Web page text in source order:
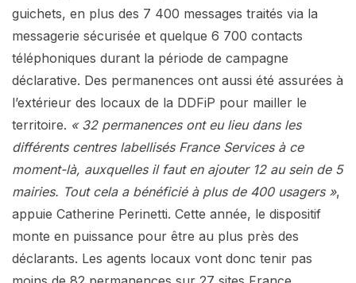
guichets, en plus des 7 400 messages traités via la
messagerie sécurisée et quelque 6 700 contacts
téléphoniques durant la période de campagne
déclarative. Des permanences ont aussi été assurées à
l’extérieur des locaux de la DDFiP pour mailler le
territoire. « 32 permanences ont eu lieu dans les
différents centres labellisés France Services à ce
moment-là, auxquelles il faut en ajouter 12 au sein de 5
mairies. Tout cela a bénéficié à plus de 400 usagers »,
appuie Catherine Perinetti. Cette année, le dispositif
monte en puissance pour être au plus près des
déclarants. Les agents locaux vont donc tenir pas